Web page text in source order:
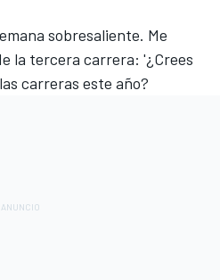
sobresaliente. Me
la tercera carrera: '¿Crees
carreras este año?